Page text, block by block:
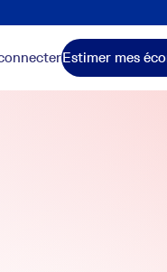
Estimer mes